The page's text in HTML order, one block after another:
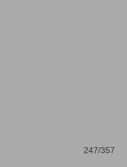
247/357